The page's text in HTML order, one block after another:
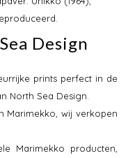
Design
prints perfect in de
North Sea Design.
Marimekko, wij verkopen
Marimekko producten,